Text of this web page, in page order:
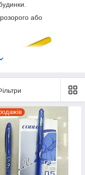
або
листа
червоний і